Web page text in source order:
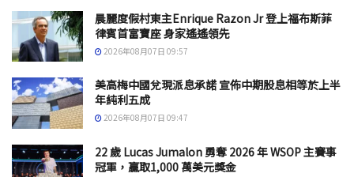
晨麗度假村東主Enrique Razon Jr 登上福布斯菲
律賓首富寶座 身家遙遙領先
2026年08月07日 09:57
美高梅中國兌現派息承諾 宣佈中期股息相等於上半
年純利五成
2026年08月07日 09:47
22 歲 Lucas Jumalon 勇奪 2026 年 WSOP 主賽事
冠軍，贏取1,000 萬美元獎金